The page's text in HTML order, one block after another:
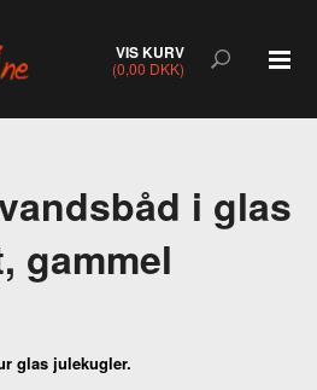
VIS KURV
(0,00 DKK)
i glas
gammel
glas julekugler.